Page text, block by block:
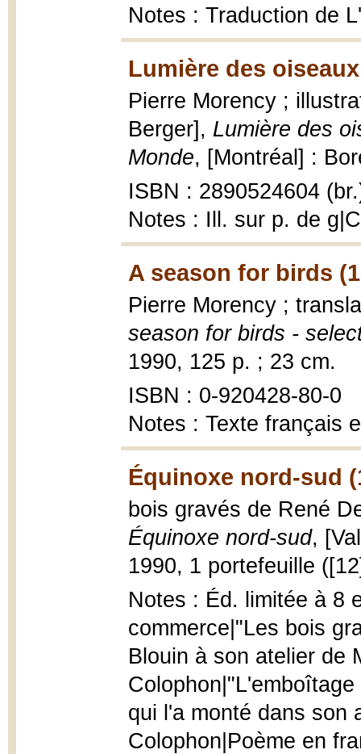
Notes : Traduction de
Lumière des
Pierre Morency ;
Berger], Lumière des
Monde, [Montréal] :
ISBN : 2890524604
Notes : Ill. sur p. de
A season for birds
Pierre Morency ;
season for birds -
1990, 125 p. ; 23 cm.
ISBN : 0-920428-80-0
Notes : Texte français
Équinoxe nord-sud
bois gravés de René
Équinoxe nord-sud,
1990, 1 portefeuille
Notes : Éd. limitée à 8
commerce|"Les bois
Blouin à son atelier de
qui l'a monté dans son
Colophon|Poème en